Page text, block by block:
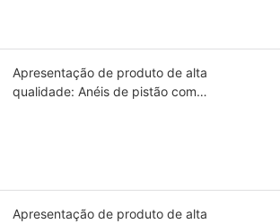
Apresentação de produto de alta
qualidade: Anéis de pistão com
Apresentação de produto de alta